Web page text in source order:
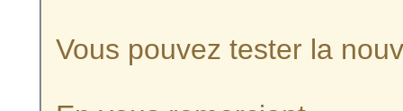
Vous pouvez tester la